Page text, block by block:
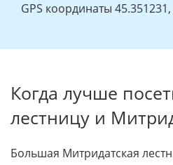
GPS координаты
Когда лучше
лестницу и
Большая Митридатская